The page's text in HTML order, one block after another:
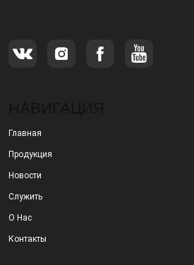
Главная
Продукция
Новости
Служить
О Нас
Контакты